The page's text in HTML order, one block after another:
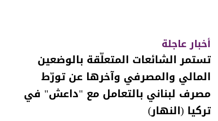
أخبار عاجلة
تستمر الشائعات المتعلّقة بالوضعين
المالي والمصرفي وآخرها عن تورّط
مصرف لبناني بالتعامل مع "داعش" في
تركيا (النهار)